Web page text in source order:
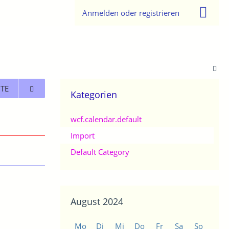
Anmelden oder registrieren
Kategorien
wcf.calendar.default
Import
Default Category
August 2024
Mo Di Mi Do Fr Sa So